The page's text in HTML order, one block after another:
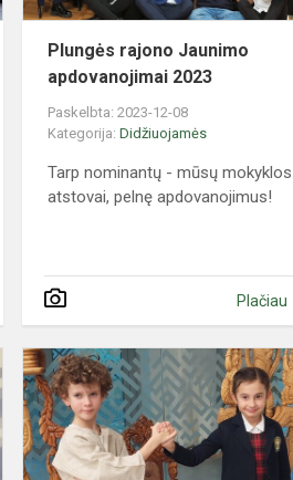
Plungės rajono Jaunimo
apdovanojimai 2023
Paskelbta: 2023-12-08
Kategorija:Didžiuojamės
Tarp nominantų - mūsų mokyklos
atstovai, pelnę apdovanojimus!
Plačiau
Vakarų
Lietuvos
5
–